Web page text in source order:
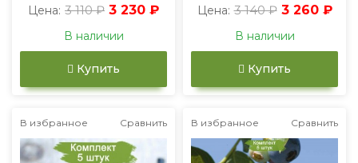
Цена: 3 110 ₽ 3 230 ₽
В наличии
Купить
Цена: 3 140 ₽ 3 260 ₽
В наличии
Купить
В избранное Сравнить В избранное Сравнить